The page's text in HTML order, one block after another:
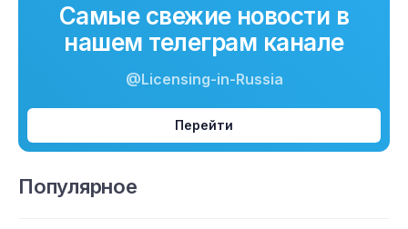
Самые свежие новости в
нашем телеграм канале
@Licensing-in-Russia
Перейти
Популярное